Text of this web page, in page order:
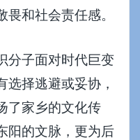
和社会责任感。
分子面对时代巨变
选择逃避或妥协，
了家乡的文化传
阳的文脉，更为后